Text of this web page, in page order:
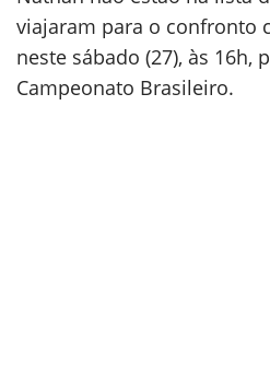
viajaram para o confronto
neste sábado (27), às 16h,
Campeonato Brasileiro.